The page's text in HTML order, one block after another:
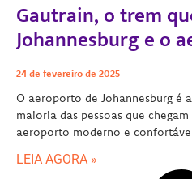
Gautrain, o trem
Johannesburg e o
24 de fevereiro de 2025
O aeroporto de Johannesburg é
maioria das pessoas que
aeroporto moderno e
LEIA AGORA »